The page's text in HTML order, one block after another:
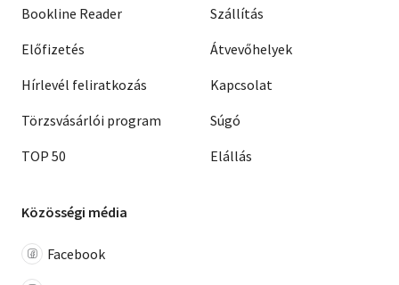
Bookline Reader
Előfizetés
Hírlevél feliratkozás
Törzsvásárlói program
TOP 50
Szállítás
Átvevőhelyek
Kapcsolat
Súgó
Elállás
Közösségi média
Facebook